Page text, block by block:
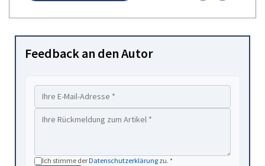
Feedback an den Autor
Ich stimme derDatenschutzerklärung zu. *